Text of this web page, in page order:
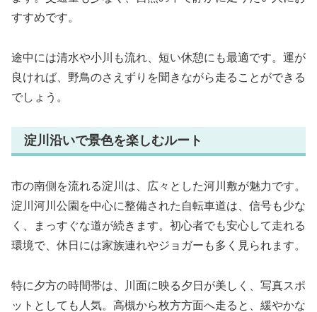
すすめです。
途中には清水や小川も流れ、短い休憩にも最適です。運が
良ければ、野鳥のさえずりを聞きながら走ることができる
でしょう。
淀川沿いで景色を楽しむルート
市の南側を流れる淀川は、広々とした河川敷が魅力です。
淀川河川公園を中心に整備された自転車道は、信号も少な
く、まっすぐな道が続きます。初心者でも安心して走れる
環境で、休日には家族連れやジョガーも多く見られます。
特に夕方の時間帯は、川面に映る夕日が美しく、写真スポ
ットとしても人気。高槻から枚方方面へ走ると、緩やかな